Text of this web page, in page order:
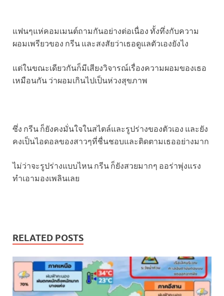
แฟนๆแห่คอมเมนต์ถามกันอย่างต่อเนื่อง ทั้งทึ่งกับความ
ผอมเพรียวของ กรีน และสงสัยว่าเธอดูแลตัวเองยังไง
แต่ในขณะเดียวกันก็มีเสียงวิจารณ์เรื่องความผอมของเธอ
เหมือนกัน ว่าผอมเกินไปเป็นห่วงสุขภาพ
ซึ่ง กรีน ก็ยังคงมั่นใจในสไตล์และรูปร่างของตัวเอง และยัง
คงเป็นไอดอลของสาวๆที่ชื่นชอบและติดตามเธออย่างมาก
ไม่ว่าจะรูปร่างแบบไหน กรีน ก็ยังสวยมากๆ ออร่าพุ่งแรง
ทำเอามองเพลินเลย
RELATED POSTS